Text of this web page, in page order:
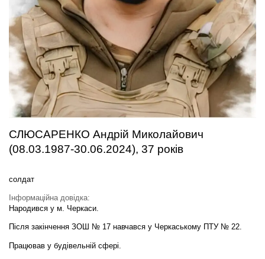
СЛЮСАРЕНКО Андрій Миколайович
(08.03.1987-30.06.2024), 37 років
солдат
Інформаційна довідка:
Народився у м. Черкаси.
Після закінчення ЗОШ № 17 навчався у Черкаському ПТУ № 22.
Працював у будівельній сфері.